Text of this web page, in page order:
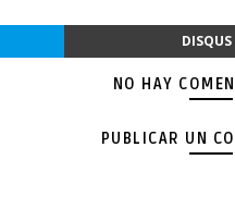
DISQUS
NO HAY
PUBLICAR UN